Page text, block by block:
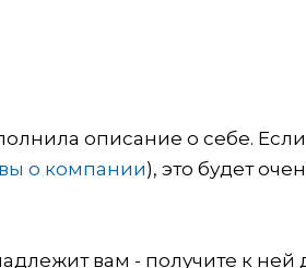
описание о себе.
о компании), это будет
вам - получите к ней